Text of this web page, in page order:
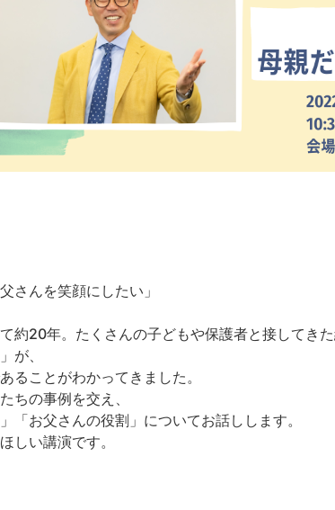
さんを笑顔にしたい」
約20年。たくさんの子どもや保護者と接してき
が、
ることがわかってきました。
ちの事例を交え、
「お父さんの役割」についてお話しします。
しい講演です。